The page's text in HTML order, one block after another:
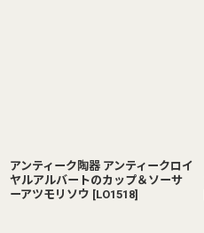
アンティーク陶器 アンティークロイ
ヤルアルバートのカップ＆ソーサ
ーアツモリソウ [LO1518]